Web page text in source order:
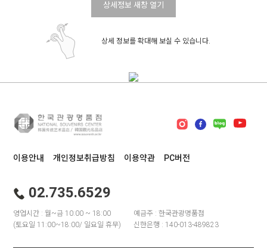
상세정보 새창 열기
상세 정보를 확대해 보실 수 있습니다.
이용안내 개인정보취급방침 이용약관 PC버전
02.735.6529
영업시간 : 월~금 10:00 ~ 18:00
(토요일 11:00~18:00/ 일요일 휴무)
예금주 : 한국관광명품점
신한은행 : 140-013-489823